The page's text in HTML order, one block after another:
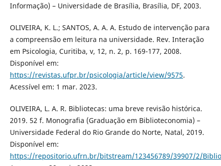
Informação) – Universidade de Brasília, Brasília, DF, 2003.
OLIVEIRA, K. L.; SANTOS, A. A. A. Estudo de intervenção para
a compreensão em leitura na universidade. Rev. Interação
em Psicologia, Curitiba, v, 12, n. 2, p. 169-177, 2008.
Disponível em:
https://revistas.ufpr.br/psicologia/article/view/9575.
Acessível em: 1 mar. 2023.
OLIVEIRA, L. A. R. Bibliotecas: uma breve revisão histórica.
2019. 52 f. Monografia (Graduação em Biblioteconomia) –
Universidade Federal do Rio Grande do Norte, Natal, 2019.
Disponível em:
https://repositorio.ufrn.br/bitstream/123456789/39907/2/